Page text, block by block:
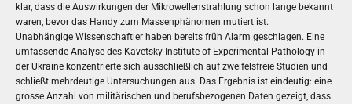
klar, dass die Auswirkungen der Mikrowellenstrahlung schon lange bekannt
waren, bevor das Handy zum Massenphänomen mutiert ist.
Unabhängige Wissenschaftler haben bereits früh Alarm geschlagen. Eine
umfassende Analyse des Kavetsky Institute of Experimental Pathology in
der Ukraine konzentrierte sich ausschließlich auf zweifelsfreie Studien und
schließt mehrdeutige Untersuchungen aus. Das Ergebnis ist eindeutig: eine
grosse Anzahl von militärischen und berufsbezogenen Daten gezeigt, dass